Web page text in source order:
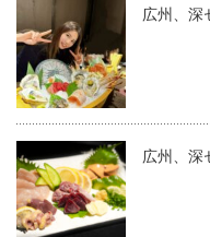
広州、深
広州、深